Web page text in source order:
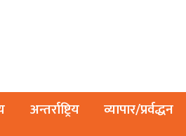
अन्तर्राष्ट्रिय व्यापार/प्रर्वद्धन